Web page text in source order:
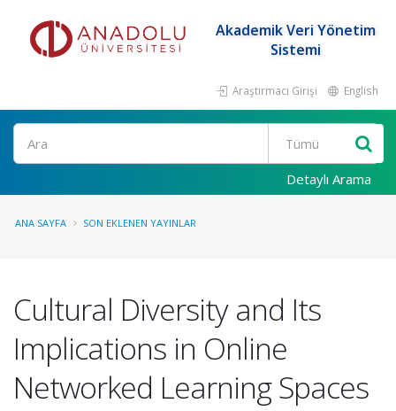
Akademik Veri Yönetim
Sistemi
Araştırmacı Girişi English
Ara
Detaylı Arama
ANA SAYFA SON EKLENEN YAYINLAR
Cultural Diversity and Its
Implications in Online
Networked Learning Spaces